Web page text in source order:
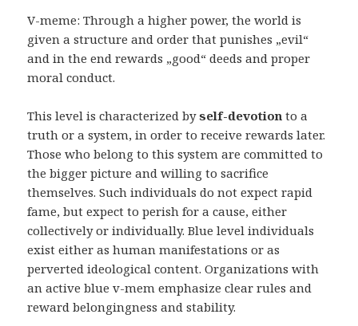
V-meme: Through a higher power, the world is
given a structure and order that punishes „evil“
and in the end rewards „good“ deeds and proper
moral conduct.
This level is characterized byself-devotion to a
truth or a system, in order to receive rewards later.
Those who belong to this system are committed to
the bigger picture and willing to sacrifice
themselves. Such individuals do not expect rapid
fame, but expect to perish for a cause, either
collectively or individually. Blue level individuals
exist either as human manifestations or as
perverted ideological content. Organizations with
an active blue v-mem emphasize clear rules and
reward belongingness and stability.